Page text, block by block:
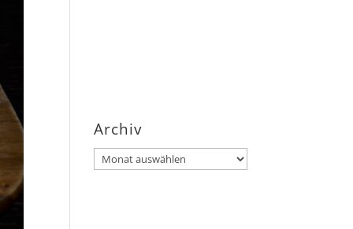
Archiv
Archiv